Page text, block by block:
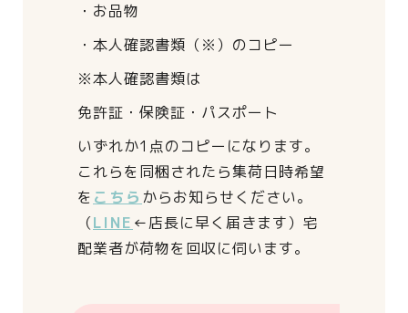
・お品物
・本人確認書類（※）のコピー
※本人確認書類は
免許証・保険証・パスポート
いずれか1点のコピーになります。
これらを同梱されたら集荷日時希望
を こちら からお知らせください。
（LINE ←店長に早く届きます） 宅
配業者が荷物を回収に伺います。